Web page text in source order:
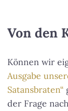
Von den
Können wir
Ausgabe
Satansbraten“
der Frage